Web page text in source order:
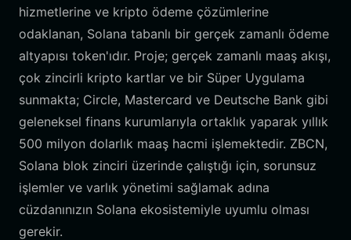
hizmetlerine ve kripto ödeme çözümlerine
odaklanan, Solana tabanlı bir gerçek zamanlı ödeme
altyapısı token'ıdır. Proje; gerçek zamanlı maaş akışı,
çok zincirli kripto kartlar ve bir Süper Uygulama
sunmakta; Circle, Mastercard ve Deutsche Bank gibi
geleneksel finans kurumlarıyla ortaklık yaparak yıllık
500 milyon dolarlık maaş hacmi işlemektedir. ZBCN,
Solana blok zinciri üzerinde çalıştığı için, sorunsuz
işlemler ve varlık yönetimi sağlamak adına
cüzdanınızın Solana ekosistemiyle uyumlu olması
gerekir.